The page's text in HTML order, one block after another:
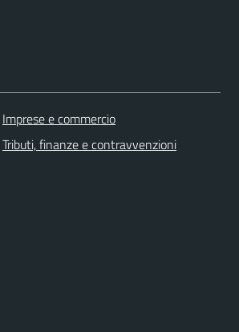
Imprese e commercio
Tributi, finanze e contravvenzioni